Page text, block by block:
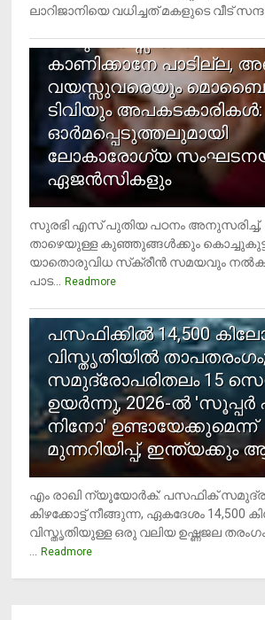
ലാറിജാനിയെ വധിച്ചത് മകളുടെ വീട്
4
രണ്ടു വയസ്സില്‍ താഴെ
കാണിക്കാനേ പാടില്ല,
വയസ്സുവരെയും
ടിവിയും അപകടകാരികള്‍:
ഓര്‍മപ്പെടുത്തലുമായി
ലോകാരോഗ്യ
ഏജന്‍സികളും
സുരഭി എസ് പുതിയ പഠനം അനുസരിച്ച്,
താഴെയുള്ള കുഞ്ഞുങ്ങള്‍ക്കും
യാതൊരുവിധ സ്‌ക്രീന്‍ സമയവും
പാട...
Readmore
പസഫിക്കില്‍ 14,500
വിസ്തൃതിയില്‍
സമുദ്രോപരിതലം 15
ഉയര്‍ന്നു, 2026-ല്‍
നിനോ' ഉണ്ടായേക്കുമെന്ന്
മുന്നറിയിപ്പ്, ഇന്ത്യക്കും
എം രാഖി ന്യൂയോര്‍ക്: പസഫിക്
കിഴക്കോട്ട് നീങ്ങുന്ന, ഏകദേശം 14,500
വിസ്തൃതിയുള്ള ഒരു വലിയ ഉഷ്ണജല
Readmore